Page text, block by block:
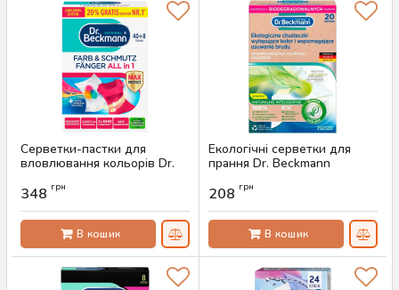
Серветки-пастки для
вловлювання кольорів Dr.
Артикул:
348 грн
В кошик
Екологічні серветки для
прання Dr. Beckmann
Артикул:
208 грн
В кошик